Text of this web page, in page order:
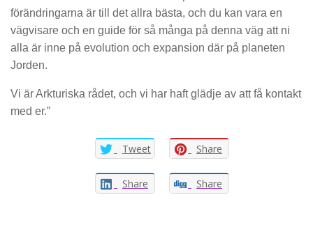
förändringarna är till det allra bästa, och du kan vara en
vägvisare och en guide för så många på denna väg att ni
alla är inne på evolution och expansion där på planeten
Jorden.
Vi är Arkturiska rådet, och vi har haft glädje av att få kontakt
med er.”
Tweet Share
Share Share